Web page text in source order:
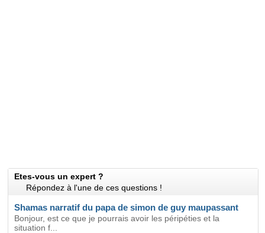
Etes-vous un expert ?
Répondez à l'une de ces questions !
Shamas narratif du papa de simon de guy maupassant
Bonjour, est ce que je pourrais avoir les péripéties et la
situation f...